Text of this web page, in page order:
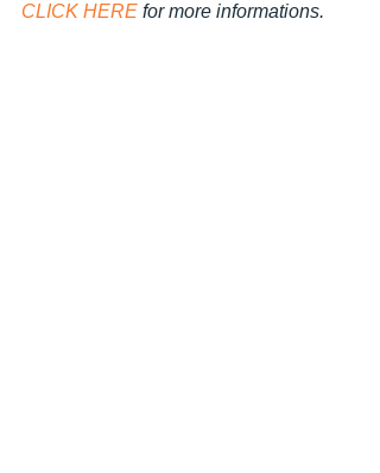
CLICK HERE for more informations.